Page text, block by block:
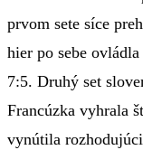
prvom sete síce
hier po sebe
7:5. Druhý set
Francúzka vyhrala
vynútila